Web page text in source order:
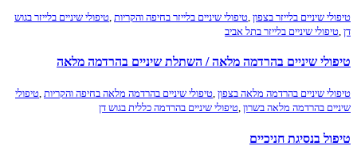
שיניים בלייזר בצפון ,טיפולי שיניים בלייזר בחיפה והקריות,טיפולי שיניים בלייזר בגוש
שיניים בלייזר בתל אביב
שיניים בהרדמה מלאה / השתלת שיניים בהרדמה מלאה
שיניים בהרדמה מלאה בצפון ,טיפולי שיניים בהרדמה מלאה בחיפה והקריות,טיפולי
בהרדמה מלאה בשרון ,טיפולי שיניים בהרדמה כללית בגוש דן
בנסיגת חניכיים